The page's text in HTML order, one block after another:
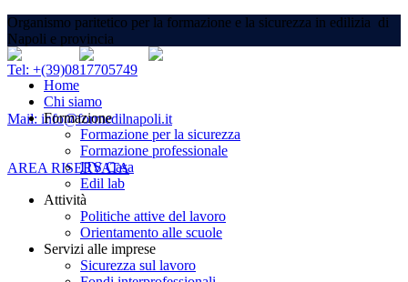
Organismo paritetico per la formazione e la sicurezza in edilizia di
Napoli e provincia
Tel: +(39)0817705749
Mail: info@formedilnapoli.it
AREA RISERVATA
Home
Chi siamo
Formazione
Formazione per la sicurezza
Formazione professionale
ITS Casa
Edil lab
Attività
Politiche attive del lavoro
Orientamento alle scuole
Servizi alle imprese
Sicurezza sul lavoro